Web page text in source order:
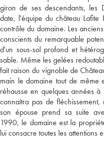
giron de ses descendants, les
date, l'équipe du château Lafite
contrôle du domaine. Les
conscients du remarquable
d'un sous-sol profond et
sable. Même les gelées
fait raison du vignoble de
main le domaine tout de même
réhausse en quelques années
connaîtra pas de
son épouse prend sa suite
1990, le domaine est la
lui consacre toutes les attentions